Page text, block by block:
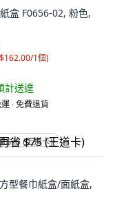
盒 F0656-02, 粉色,
$162.00/1個)
計送達
∙ 免費退貨
$75 (王道卡)
型餐巾紙盒/面紙盒,